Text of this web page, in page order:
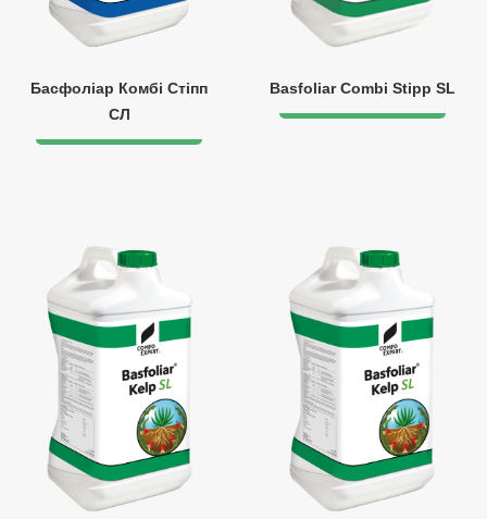
Басфоліар Комбі Стіпп
СЛ
Basfoliar Combi Stipp SL